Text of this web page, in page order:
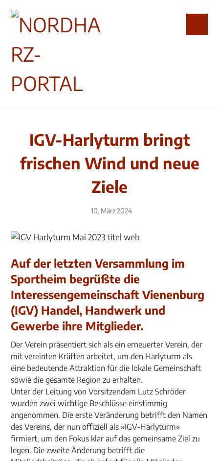
IGV-Harlyturm bringt
frischen Wind und neue
Ziele
10. März 2024
Auf der letzten Versammlung im
Sportheim begrüßte die
Interessengemeinschaft Vienenburg
(IGV) Handel, Handwerk und
Gewerbe ihre Mitglieder.
Der Verein präsentiert sich als ein erneuerter Verein, der
mit vereinten Kräften arbeitet, um den Harlyturm als
eine bedeutende Attraktion für die lokale Gemeinschaft
sowie die gesamte Region zu erhalten.
Unter der Leitung von Vorsitzendem Lutz Schröder
wurden zwei wichtige Beschlüsse einstimmig
angenommen. Die erste Veränderung betrifft den Namen
des Vereins, der nun offiziell als »IGV-Harlyturm«
firmiert, um den Fokus klar auf das gemeinsame Ziel zu
legen. Die zweite Änderung betrifft die